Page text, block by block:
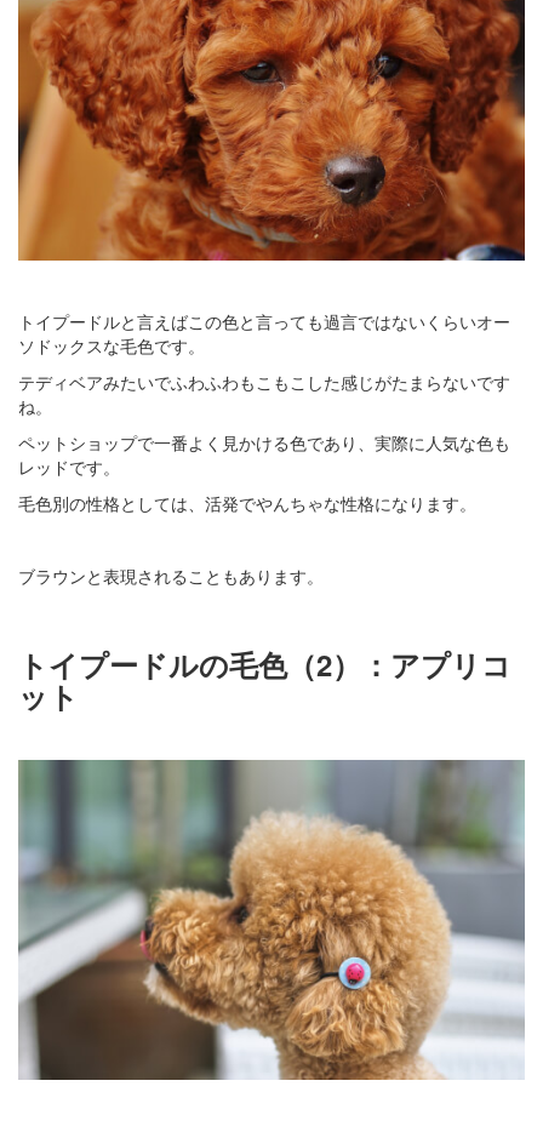
トイプードルと言えばこの色と言っても過言ではないくらいオー
ソドックスな毛色です。
テディベアみたいでふわふわもこもこした感じがたまらないです
ね。
ペットショップで一番よく見かける色であり、実際に人気な色も
レッドです。
毛色別の性格としては、活発でやんちゃな性格になります。
ブラウンと表現されることもあります。
トイプードルの毛色（2）：アプリコ
ット